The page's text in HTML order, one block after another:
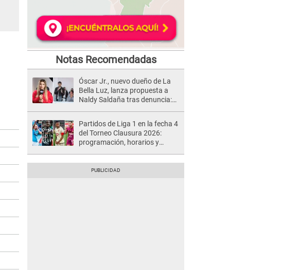
Notas Recomendadas
Óscar Jr., nuevo dueño de La
Bella Luz, lanza propuesta a
Naldy Saldaña tras denuncia:
Partidos de Liga 1 en la fecha 4
del Torneo Clausura 2026:
programación, horarios y